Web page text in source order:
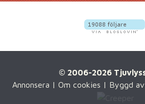
© 2006-2026
Annonsera | Om cookies | Byggd av